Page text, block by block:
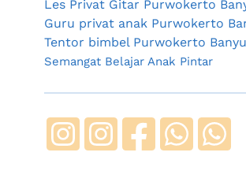
Les Privat Gitar Purwokerto
Guru privat anak Purwokerto
Tentor bimbel Purwokerto
Semangat Belajar Anak Pintar